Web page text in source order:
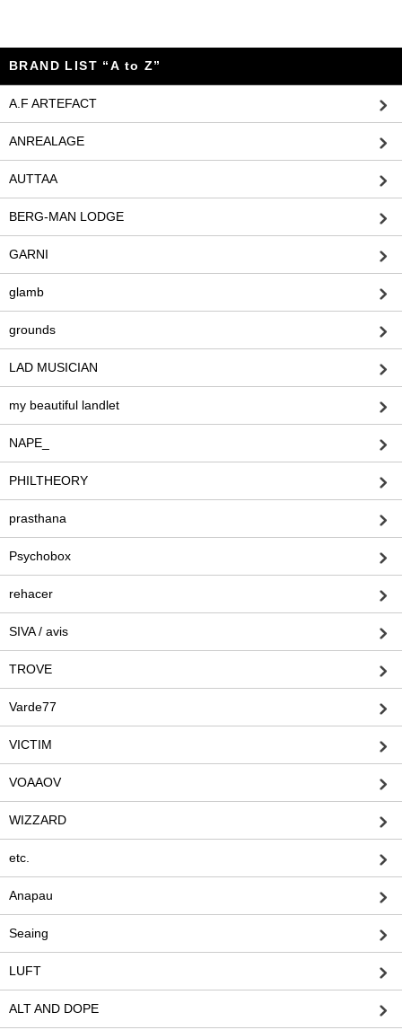
BRAND LIST “A to Z”
A.F ARTEFACT
ANREALAGE
AUTTAA
BERG-MAN LODGE
GARNI
glamb
grounds
LAD MUSICIAN
my beautiful landlet
NAPE_
PHILTHEORY
prasthana
Psychobox
rehacer
SIVA / avis
TROVE
Varde77
VICTIM
VOAAOV
WIZZARD
etc.
Anapau
Seaing
LUFT
ALT AND DOPE